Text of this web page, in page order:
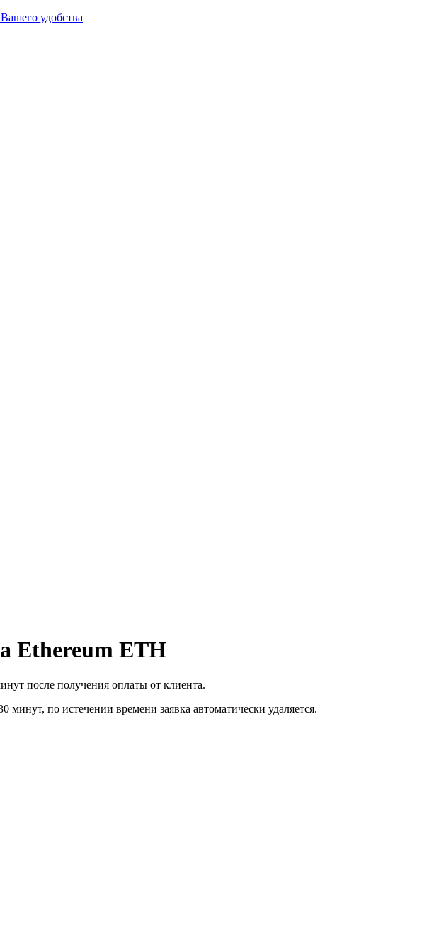
удобства
Ethereum ETH
после получения оплаты от клиента.
минут, по истечении времени заявка автоматически удаляется.